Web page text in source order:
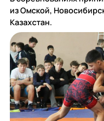
из Омской,
Казахстан.